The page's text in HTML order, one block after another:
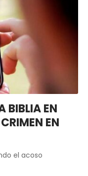
BIBLIA EN
EN
el acoso